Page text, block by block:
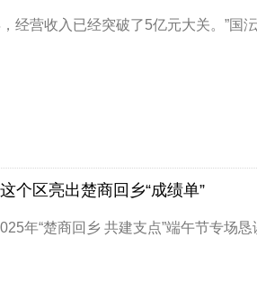
经营收入已经突破了5亿元大关。”
个区亮出楚商回乡“成绩单”
年“楚商回乡 共建支点”端午节专